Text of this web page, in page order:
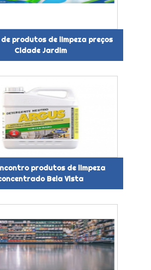
de produtos de limpeza preços
Cidade Jardim
produtos de limpeza
Bela Vista